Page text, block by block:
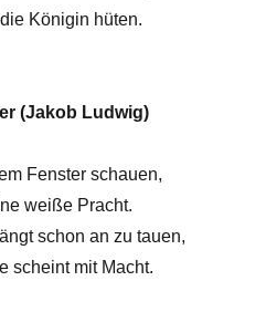
Königin hüten.
(Jakob Ludwig)
Fenster schauen,
weiße Pracht.
schon an zu tauen,
scheint mit Macht.